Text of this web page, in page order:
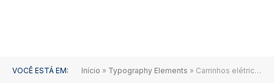
VOCÊ ESTÁ EM: Início » Typography Elements » Carrinhos elétricos agilizam logística em condomínios